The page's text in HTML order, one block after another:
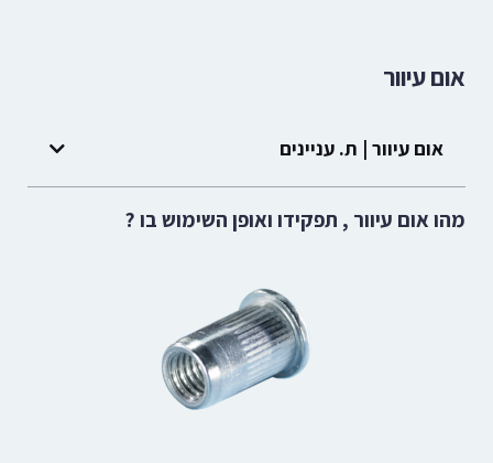
אום עיוור
אום עיוור | ת. עניינים
מהו אום עיוור , תפקידו ואופן השימוש בו ?